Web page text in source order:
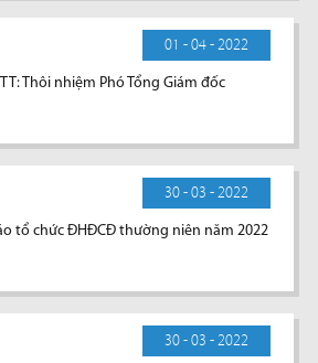
01 - 04 - 2022
Thôi nhiệm Phó Tổng Giám đốc
30 - 03 - 2022
tổ chức ĐHĐCĐ thường niên năm 2022
30 - 03 - 2022